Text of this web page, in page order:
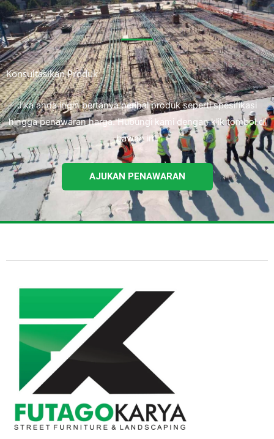
Konsultasikan Produk
Jika anda ingin bertanya perihal produk seperti spesifikasi
hingga penawaran harga. Hubungi kami dengan klik tombol di
bawah ini.
AJUKAN PENAWARAN